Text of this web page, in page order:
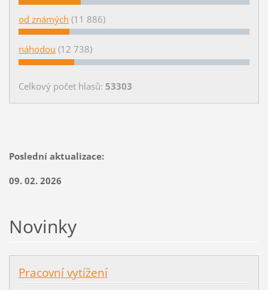
od známých (11 886)
náhodou (12 738)
Celkový počet hlasů: 53303
Poslední aktualizace:
09. 02. 2026
Novinky
Pracovní vytížení